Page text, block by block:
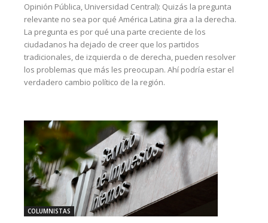
Opinión Pública, Universidad Central): Quizás la pregunta
relevante no sea por qué América Latina gira a la derecha.
La pregunta es por qué una parte creciente de los
ciudadanos ha dejado de creer que los partidos
tradicionales, de izquierda o de derecha, pueden resolver
los problemas que más les preocupan. Ahí podría estar el
verdadero cambio político de la región.
COLUMNISTAS